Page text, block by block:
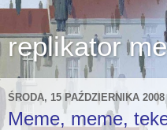
replikator
ŚRODA, 15 PAŹDZIERNIKA 2008
Meme, meme,